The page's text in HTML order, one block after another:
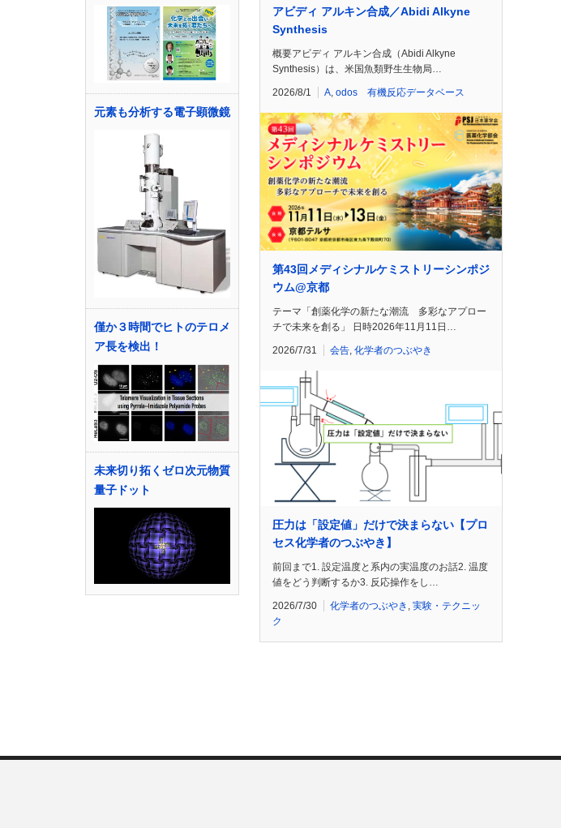
元素も分析する電子顕微鏡
僅か３時間でヒトのテロメ
ア長を検出！
未来切り拓くゼロ次元物質
量子ドット
アビディ アルキン合成／Abidi Alkyne
Synthesis
概要アビディ アルキン合成（Abidi Alkyne
Synthesis）は、米国魚類野生生物局…
2026/8/1 A odos 有機反応データベース
第43回メディシナルケミストリーシンポジ
ウム@京都
テーマ「創薬化学の新たな潮流 多彩なアプロー
チで未来を創る」 日時2026年11月11日…
2026/7/31 会告, 化学者のつぶやき
圧力は「設定値」だけで決まらない【プロ
セス化学者のつぶやき】
前回まで1. 設定温度と系内の実温度のお話2. 温度
値をどう判断するか3. 反応操作をし…
2026/7/30 化学者のつぶやき , 実験・テクニッ
ク